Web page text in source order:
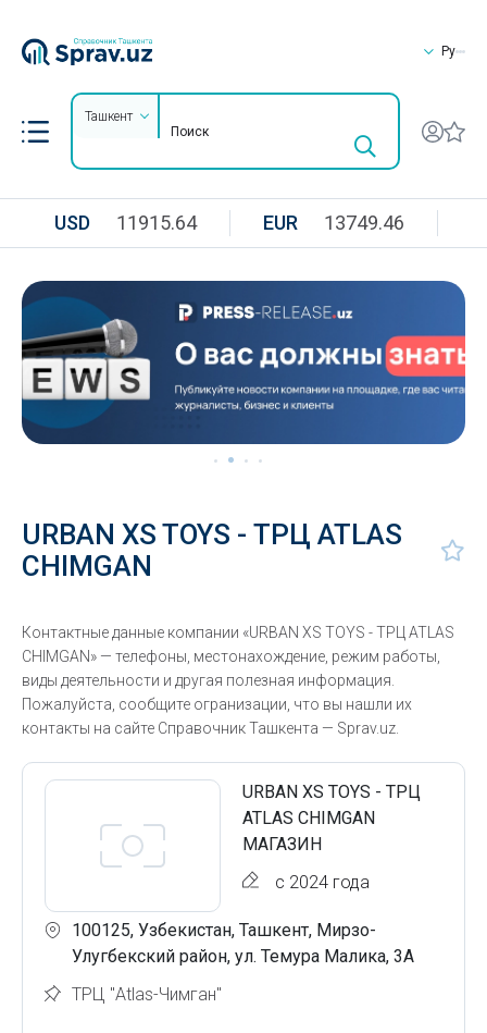
Ру
Ташкент
USD 11915.64 EUR 13749.46
URBAN XS TOYS - ТРЦ ATLAS
CHIMGAN
Контактные данные компании «URBAN XS TOYS - ТРЦ ATLAS
CHIMGAN» — телефоны, местонахождение, режим работы,
виды деятельности и другая полезная информация.
Пожалуйста, сообщите огранизации, что вы нашли их
контакты на сайте Справочник Ташкента — Sprav.uz.
URBAN XS TOYS - ТРЦ
ATLAS CHIMGAN
МАГАЗИН
с 2024 года
100125, Узбекистан, Ташкент, Мирзо-
Улугбекский район, ул. Темура Малика, 3А
ТРЦ "Atlas-Чимган"